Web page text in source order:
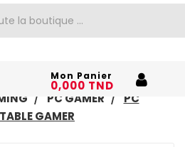
Mon Panier
0,000 TND
PC GAMER
PC
GAMER